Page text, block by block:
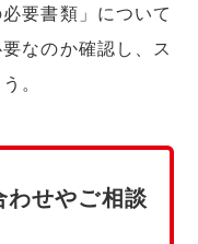
要書類」について
なのか確認し、ス
。
わせやご相談